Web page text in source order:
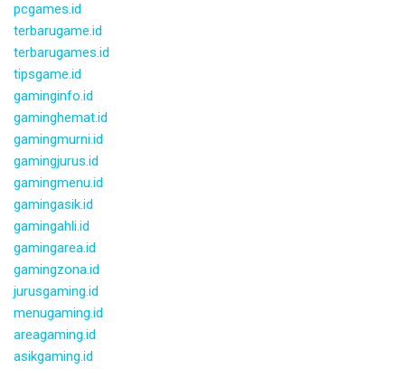
pcgames.id
terbarugame.id
terbarugames.id
tipsgame.id
gaminginfo.id
gaminghemat.id
gamingmurni.id
gamingjurus.id
gamingmenu.id
gamingasik.id
gamingahli.id
gamingarea.id
gamingzona.id
jurusgaming.id
menugaming.id
areagaming.id
asikgaming.id